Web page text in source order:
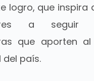
logro, que inspira
a seguir
que aporten
país.